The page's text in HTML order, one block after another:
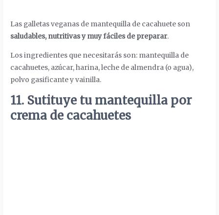
Las galletas veganas de mantequilla de cacahuete son
saludables, nutritivas y muy fáciles de preparar.
Los ingredientes que necesitarás son: mantequilla de
cacahuetes, azúcar, harina, leche de almendra (o agua),
polvo gasificante y vainilla.
11. Sutituye tu mantequilla por
crema de cacahuetes